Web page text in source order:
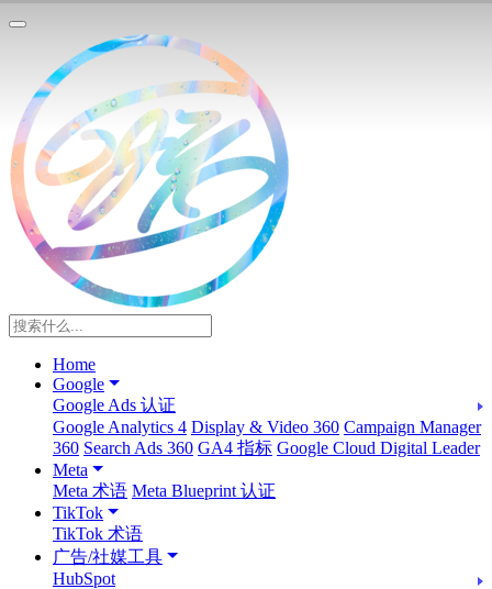
Home
Google
Google Ads 认证
Google Analytics 4 Display & Video 360 Campaign Manager
360 Search Ads 360 GA4 指标 Google Cloud Digital Leader
Meta
Meta 术语 Meta Blueprint 认证
TikTok
TikTok 术语
广告/社媒工具
HubSpot